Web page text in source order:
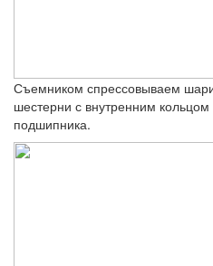
Съемником спрессовываем
шестерни с внутренним кольцом
подшипника.